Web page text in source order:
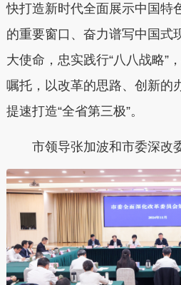
快打造新时代全面展示中国特
的重要窗口、奋力谱写中国式
大使命，忠实践行“八八战略”
嘱托，以改革的思路、创新的
提速打造“全省第三极”。
市领导张加波和市委深改